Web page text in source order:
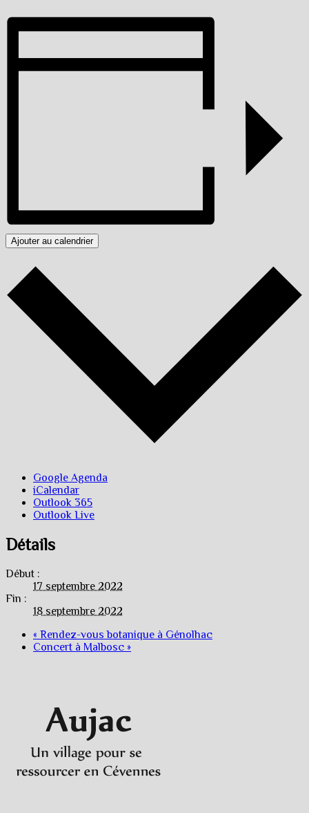
Ajouter au calendrier
Google Agenda
iCalendar
Outlook 365
Outlook Live
Détails
Début :
17 septembre 2022
Fin :
18 septembre 2022
« Rendez-vous botanique à Génolhac
Concert à Malbosc »